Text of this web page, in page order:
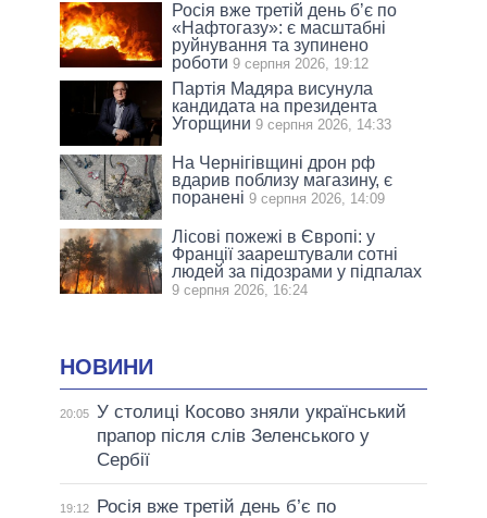
Росія вже третій день б’є по
«Нафтогазу»: є масштабні
руйнування та зупинено
роботи 9 серпня 2026, 19:12
Партія Мадяра висунула
кандидата на президента
Угорщини 9 серпня 2026, 14:33
На Чернігівщині дрон рф
вдарив поблизу магазину, є
поранені 9 серпня 2026, 14:09
Лісові пожежі в Європі: у
Франції заарештували сотні
людей за підозрами у підпалах
9 серпня 2026, 16:24
НОВИНИ
20:05 У столиці Косово зняли український
прапор після слів Зеленського у
Сербії
19:12
Росія вже третій день б’є по